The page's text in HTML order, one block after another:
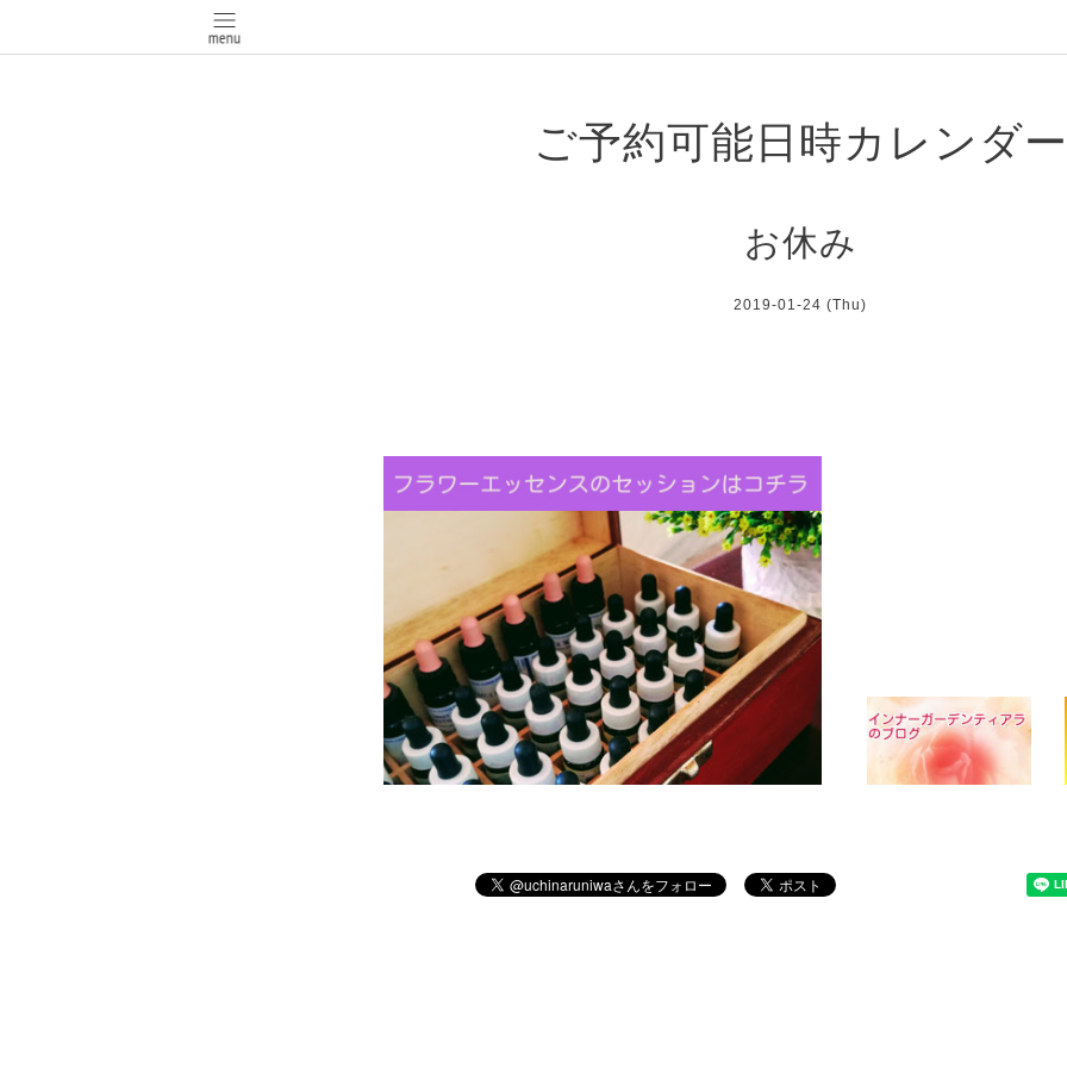
ご予約可能日時カレンダー
お休み
2019-01-24 (Thu)